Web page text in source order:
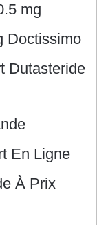
mg
Doctissimo
Dutasteride
En Ligne
À Prix